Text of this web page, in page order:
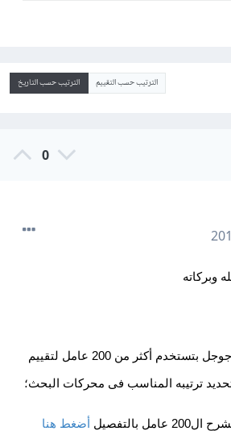
الترتيب حسب التقييم الترتيب حسب التاريخ
0
وبركاته
أخى الكريم خوارزميات جوجل بتستخدم أكثر من 200 عامل لتقييم
ترتيبه المناسب فى محركات البحث؛
بالتفصيل أضغط هنا